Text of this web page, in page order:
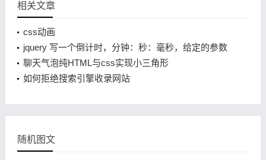
相关文章
css动画
jquery 写一个倒计时，分钟：秒：毫秒，给定的参数
是600秒
聊天气泡纯HTML与css实现小三角形
如何拒绝搜索引擎收录网站
随机图文